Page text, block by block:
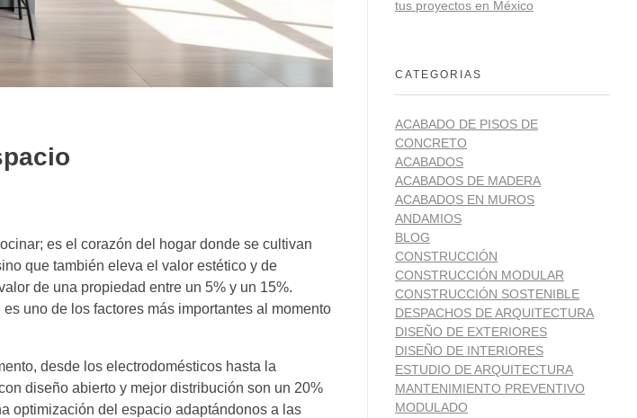
es el corazón del hogar donde se cultivan
que también eleva el valor estético y de
de una propiedad entre un 5% y un 15%.
uno de los factores más importantes al momento
desde los electrodomésticos hasta la
diseño abierto y mejor distribución son un 20%
optimización del espacio adaptándonos a las
tus proyectos en México
CATEGORIAS
ACABADO DE PISOS DE
CONCRETO
ACABADOS
ACABADOS DE MADERA
ACABADOS EN MUROS
ANDAMIOS
BLOG
CONSTRUCCIÓN
CONSTRUCCIÓN MODULAR
CONSTRUCCIÓN SOSTENIBLE
DESPACHOS DE ARQUITECTURA
DISEÑO DE EXTERIORES
DISEÑO DE INTERIORES
ESTUDIO DE ARQUITECTURA
MANTENIMIENTO PREVENTIVO
MODULADO